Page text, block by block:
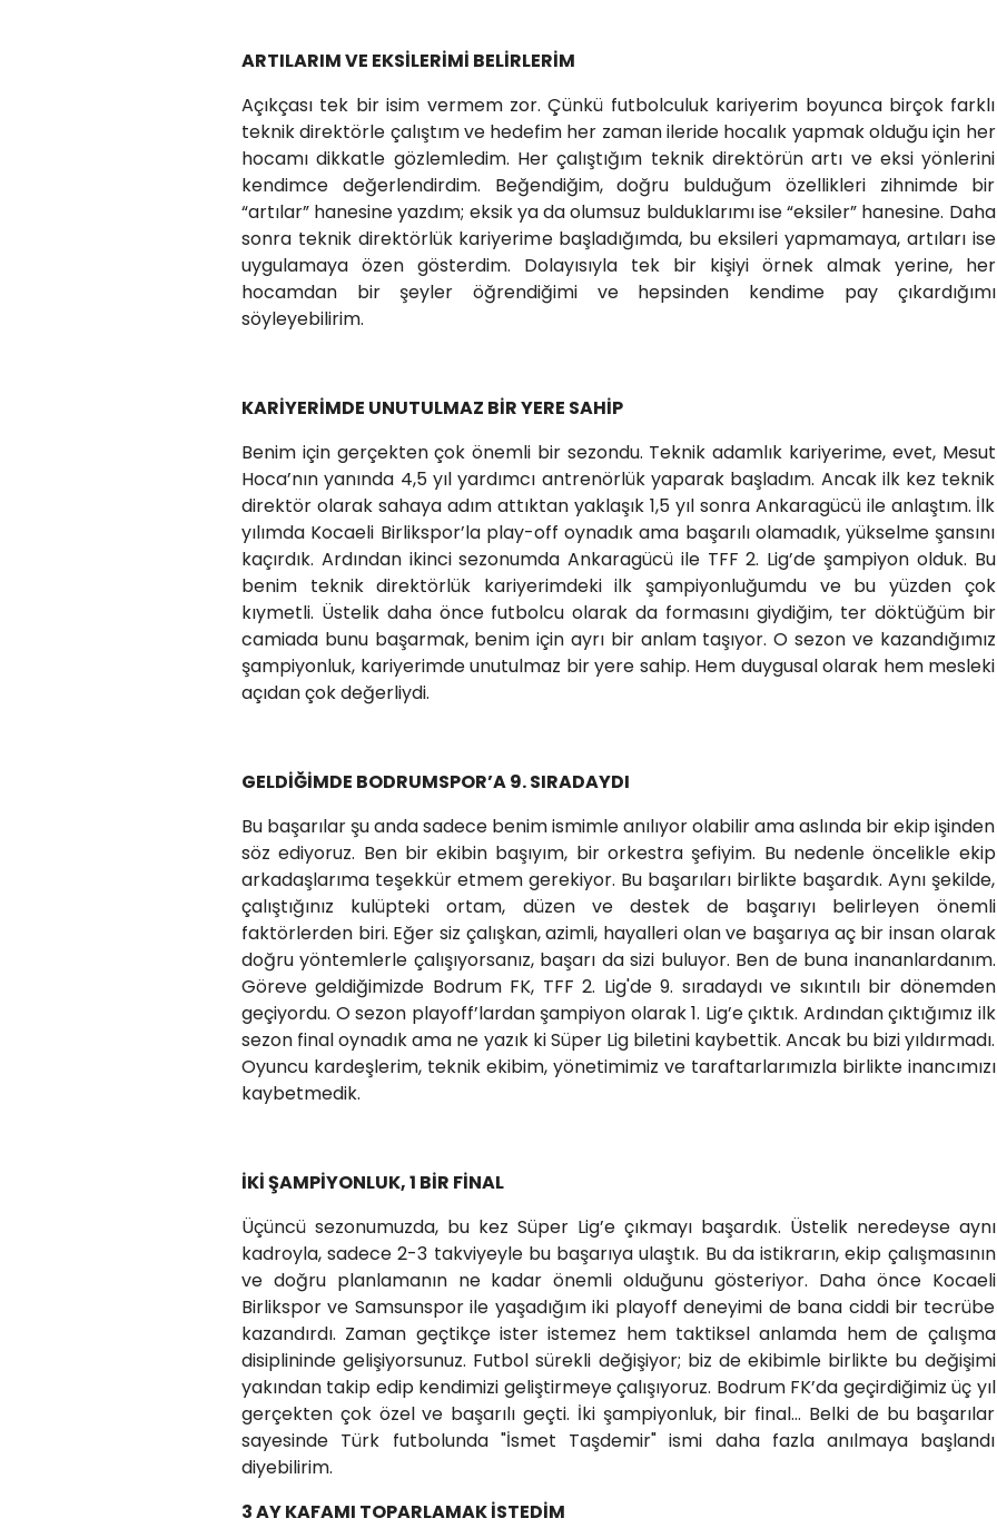
ARTILARIM VE EKSİLERİMİ BELİRLERİM
Açıkçası tek bir isim vermem zor. Çünkü futbolculuk kariyerim boyunca birçok farklı
teknik direktörle çalıştım ve hedefim her zaman ileride hocalık yapmak olduğu için her
hocamı dikkatle gözlemledim. Her çalıştığım teknik direktörün artı ve eksi yönlerini
kendimce değerlendirdim. Beğendiğim, doğru bulduğum özellikleri zihnimde bir
“artılar” hanesine yazdım; eksik ya da olumsuz bulduklarımı ise “eksiler” hanesine. Daha
sonra teknik direktörlük kariyerime başladığımda, bu eksileri yapmamaya, artıları ise
uygulamaya özen gösterdim. Dolayısıyla tek bir kişiyi örnek almak yerine, her
hocamdan bir şeyler öğrendiğimi ve hepsinden kendime pay çıkardığımı
söyleyebilirim.
KARİYERİMDE UNUTULMAZ BİR YERE SAHİP
Benim için gerçekten çok önemli bir sezondu. Teknik adamlık kariyerime, evet, Mesut
Hoca’nın yanında 4,5 yıl yardımcı antrenörlük yaparak başladım. Ancak ilk kez teknik
direktör olarak sahaya adım attıktan yaklaşık 1,5 yıl sonra Ankaragücü ile anlaştım. İlk
yılımda Kocaeli Birlikspor’la play-off oynadık ama başarılı olamadık, yükselme şansını
kaçırdık. Ardından ikinci sezonumda Ankaragücü ile TFF 2. Lig’de şampiyon olduk. Bu
benim teknik direktörlük kariyerimdeki ilk şampiyonluğumdu ve bu yüzden çok
kıymetli. Üstelik daha önce futbolcu olarak da formasını giydiğim, ter döktüğüm bir
camiada bunu başarmak, benim için ayrı bir anlam taşıyor. O sezon ve kazandığımız
şampiyonluk, kariyerimde unutulmaz bir yere sahip. Hem duygusal olarak hem mesleki
açıdan çok değerliydi.
GELDİĞİMDE BODRUMSPOR’A 9. SIRADAYDI
Bu başarılar şu anda sadece benim ismimle anılıyor olabilir ama aslında bir ekip işinden
söz ediyoruz. Ben bir ekibin başıyım, bir orkestra şefiyim. Bu nedenle öncelikle ekip
arkadaşlarıma teşekkür etmem gerekiyor. Bu başarıları birlikte başardık. Aynı şekilde,
çalıştığınız kulüpteki ortam, düzen ve destek de başarıyı belirleyen önemli
faktörlerden biri. Eğer siz çalışkan, azimli, hayalleri olan ve başarıya aç bir insan olarak
doğru yöntemlerle çalışıyorsanız, başarı da sizi buluyor. Ben de buna inananlardanım.
Göreve geldiğimizde Bodrum FK, TFF 2. Lig'de 9. sıradaydı ve sıkıntılı bir dönemden
geçiyordu. O sezon playoff’lardan şampiyon olarak 1. Lig’e çıktık. Ardından çıktığımız ilk
sezon final oynadık ama ne yazık ki Süper Lig biletini kaybettik. Ancak bu bizi yıldırmadı.
Oyuncu kardeşlerim, teknik ekibim, yönetimimiz ve taraftarlarımızla birlikte inancımızı
kaybetmedik.
İKİ ŞAMPİYONLUK, 1 BİR FİNAL
Üçüncü sezonumuzda, bu kez Süper Lig’e çıkmayı başardık. Üstelik neredeyse aynı
kadroyla, sadece 2-3 takviyeyle bu başarıya ulaştık. Bu da istikrarın, ekip çalışmasının
ve doğru planlamanın ne kadar önemli olduğunu gösteriyor. Daha önce Kocaeli
Birlikspor ve Samsunspor ile yaşadığım iki playoff deneyimi de bana ciddi bir tecrübe
kazandırdı. Zaman geçtikçe ister istemez hem taktiksel anlamda hem de çalışma
disiplininde gelişiyorsunuz. Futbol sürekli değişiyor; biz de ekibimle birlikte bu değişimi
yakından takip edip kendimizi geliştirmeye çalışıyoruz. Bodrum FK’da geçirdiğimiz üç yıl
gerçekten çok özel ve başarılı geçti. İki şampiyonluk, bir final… Belki de bu başarılar
sayesinde Türk futbolunda "İsmet Taşdemir" ismi daha fazla anılmaya başlandı
diyebilirim.
3 AY KAFAMI TOPARLAMAK İSTEDİM